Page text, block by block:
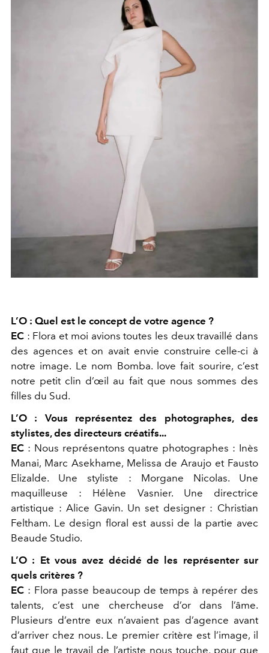
L’O : Quel est le concept de votre agence ?
EC : Flora et moi avions toutes les deux travaillé dans
des agences et on avait envie construire celle-ci à
notre image. Le nom Bomba. love fait sourire, c’est
notre petit clin d’œil au fait que nous sommes des
filles du Sud.
L’O : Vous représentez des photographes, des
stylistes, des directeurs créatifs...
EC : Nous représentons quatre photographes : Inès
Manai, Marc Asekhame, Melissa de Araujo et Fausto
Elizalde. Une styliste : Morgane Nicolas. Une
maquilleuse : Hélène Vasnier. Une directrice
artistique : Alice Gavin. Un set designer : Christian
Feltham. Le design floral est aussi de la partie avec
Beaude Studio.
L’O : Et vous avez décidé de les représenter sur
quels critères ?
EC : Flora passe beaucoup de temps à repérer des
talents, c’est une chercheuse d’or dans l’âme.
Plusieurs d’entre eux n’avaient pas d’agence avant
d’arriver chez nous. Le premier critère est l’image, il
faut que le travail de l’artiste nous touche, pour que